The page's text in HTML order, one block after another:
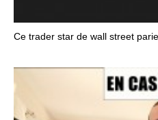
Ce trader star de wall street